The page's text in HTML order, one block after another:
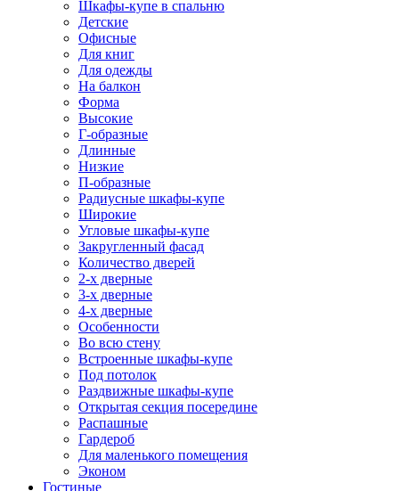
Шкафы-купе в спальню
Детские
Офисные
Для книг
Для одежды
На балкон
Форма
Высокие
Г-образные
Длинные
Низкие
П-образные
Радиусные шкафы-купе
Широкие
Угловые шкафы-купе
Закругленный фасад
Количество дверей
2-х дверные
3-х дверные
4-х дверные
Особенности
Во всю стену
Встроенные шкафы-купе
Под потолок
Раздвижные шкафы-купе
Открытая секция посередине
Распашные
Гардероб
Для маленького помещения
Эконом
Гостиные